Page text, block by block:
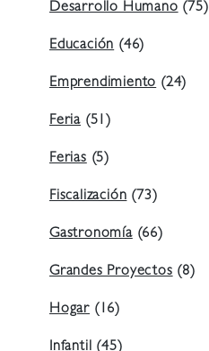
Desarrollo Humano(75)
Educación(46)
Emprendimiento(24)
Feria (51)
Ferias(5)
Fiscalización(73)
Gastronomía(66)
Grandes Proyectos(8)
Hogar (16)
Infantil(45)